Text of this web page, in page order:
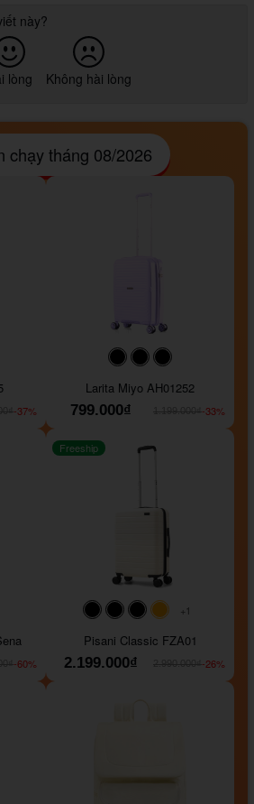
này?
lòng Không hài lòng
chạy tháng 08/2026
-37%
#000000#000000
Larita Miyo AH01252
799.000₫
-33%
-60%
#000000#000000#000000
+1
Freeship
Pisani Classic FZA01
2.199.000₫
-26%